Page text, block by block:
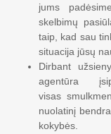
jums
skelbimų
taip, kad sau
situacija jūsų
Dirbant
agentūra
visas
nuolatinį
kokybės.